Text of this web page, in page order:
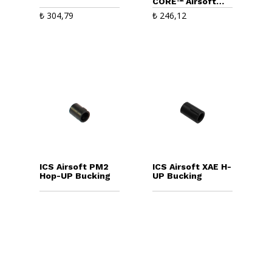
₺304,79
Tüfekleri için
Hop-Up Bucking
₺ 246,12
ICS Airsoft PM2
Hop-UP Bucking
ICS Airsoft XAE H-
UP Bucking